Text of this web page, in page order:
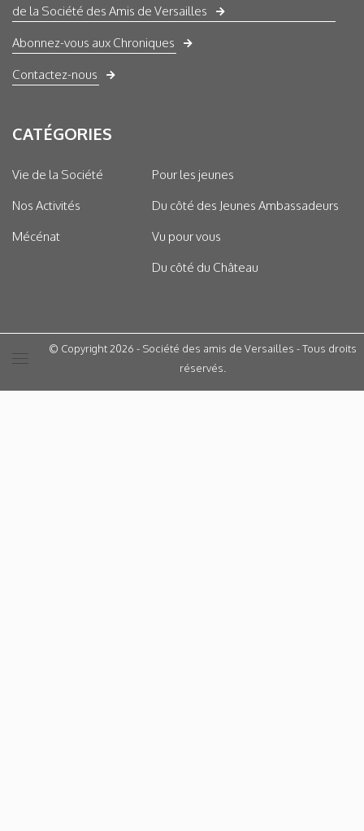
de la Société des Amis de Versailles
Abonnez-vous aux Chroniques
Contactez-nous
CATÉGORIES
Vie de la Société
Nos Activités
Mécénat
Pour les jeunes
Du côté des Jeunes Ambassadeurs
Vu pour vous
Du côté du Château
© Copyright 2026 - Société des amis de Versailles - Tous droits
réservés.